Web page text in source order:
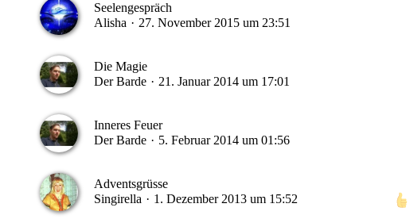
Seelengespräch
Alisha 27. November 2015 um 23:51
Die Magie
Der Barde 21. Januar 2014 um 17:01
Inneres Feuer
Der Barde 5. Februar 2014 um 01:56
Adventsgrüsse
Singirella 1. Dezember 2013 um 15:52